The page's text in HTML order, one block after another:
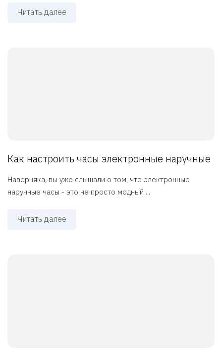
Читать далее
Как настроить часы электронные наручные
Наверняка, вы уже слышали о том, что электронные
наручные часы - это не просто модный ...
Читать далее